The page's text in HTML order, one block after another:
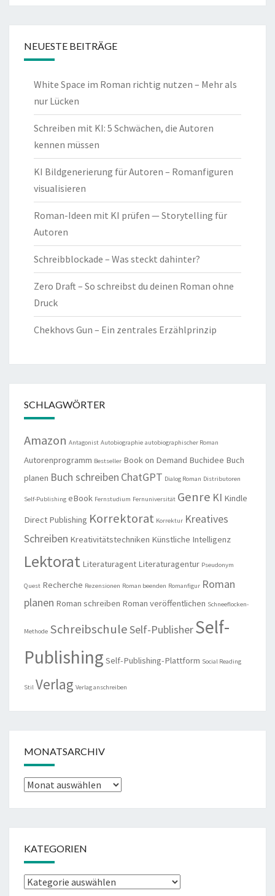
NEUESTE BEITRÄGE
White Space im Roman richtig nutzen – Mehr als
nur Lücken
Schreiben mit KI: 5 Schwächen, die Autoren
kennen müssen
KI Bildgenerierung für Autoren – Romanfiguren
visualisieren
Roman-Ideen mit KI prüfen — Storytelling für
Autoren
Schreibblockade – Was steckt dahinter?
Zero Draft – So schreibst du deinen Roman ohne
Druck
Chekhovs Gun – Ein zentrales Erzählprinzip
SCHLAGWÖRTER
Amazon Antagonist Autobiographie autobiographischer Roman
Autorenprogramm Bestseller Book on Demand Buchidee Buch
planen Buch schreiben ChatGPT Dialog Roman Distributoren
Self-Publishing eBook Fernstudium Fernuniversität Genre KI Kindle
Direct Publishing Korrektorat Korrektur Kreatives
Schreiben Kreativitätstechniken Künstliche Intelligenz
Lektorat Literaturagent Literaturagentur Pseudonym
Quest Recherche Rezensionen Roman beenden Romanfigur Roman
planen Roman schreiben Roman veröffentlichen Schneeflocken-
Methode SchreibschuleSelf-PublisherSelf-
Publishing Self-Publishing-Plattform Social Reading
Stil Verlag Verlag anschreiben
MONATSARCHIV
Monatsarchiv
KATEGORIEN
Kategorien